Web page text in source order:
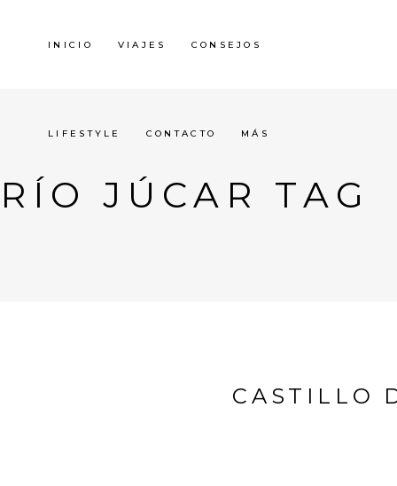
INICIO VIAJES CONSEJOS
LIFESTYLE CONTACTO MÁS
RÍO JÚCAR TAG
CASTILLO